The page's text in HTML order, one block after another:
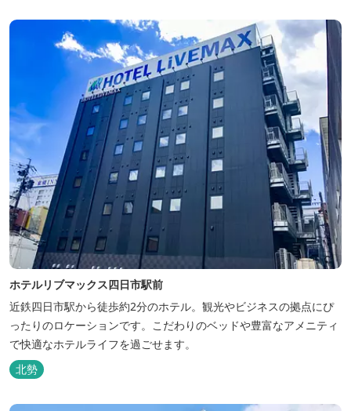
ホテルリブマックス四日市駅前
近鉄四日市駅から徒歩約2分のホテル。観光やビジネスの拠点にぴ
ったりのロケーションです。こだわりのベッドや豊富なアメニティ
で快適なホテルライフを過ごせます。
北勢